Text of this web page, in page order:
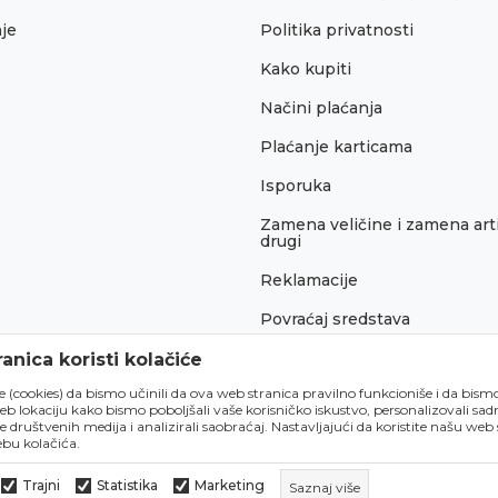
Politika privatnosti
Kako kupiti
Načini plaćanja
Plaćanje karticama
Isporuka
Zamena veličine i zamena
drugi
Reklamacije
Povraćaj sredstava
koristi kolačiće
(cookies) da bismo učinili da ova web stranica pravilno funkcioniše i da
lokaciju kako bismo poboljšali vaše korisničko iskustvo, personalizovali
društvenih medija i analizirali saobraćaj. Nastavljajući da koristite našu web
kolačića.
Trajni Statistika Marketing Saznaj više